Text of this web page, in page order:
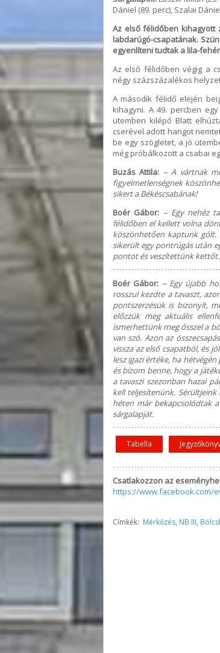
Dániel (89. perc), Szalai
Az első félidőben kihagyott
labdarúgó-csapatának.
egyenlíteni tudtak a lila-
Az első félidőben végig a
négy százszázalékos
A második félidő elején
kihagyni. A 49. percben
ütemben kilépő Blatt
cserével adott hangot
be egy szögletet, a jó
még próbálkozott a csabai
Buzás Attila: – A vártnak
figyelmetlenségnek
sikert a Békéscsabának!
Boér Gábor: – Egy nehéz
félidőben el kellett volna
köszönhetően kaptunk gólt.
sikerült egy pontrúgás után
pontot és veszítettünk kettőt.
Boér Gábor: – Egy újabb
rosszul kezdte a tavaszt,
pontszerzésük is bizonyít,
előzzük meg aktuális
ismerhettünk meg ősszel a
van szó. Azon az
vissza az első csapatból, és
lesz igazi értéke, ha
és bízom benne, hogy a
a tavaszi szezonban hazai
kell teljesítenünk. Sérültjeink
héten már bekapcsolódtak
sárgalapját.
Tabella
Csatlakozzon az
https://www.facebook.com/
Címkék: Mérkőzés, NB III,